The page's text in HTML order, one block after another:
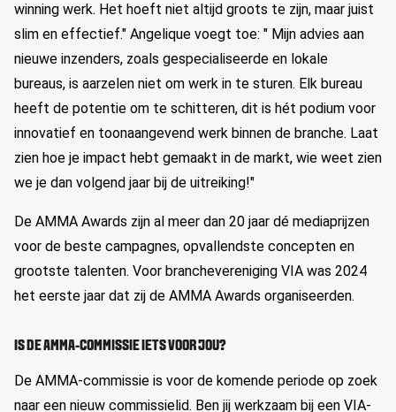
winning werk. Het hoeft niet altijd groots te zijn, maar juist
slim en effectief." Angelique voegt toe: " Mijn advies aan
nieuwe inzenders, zoals gespecialiseerde en lokale
bureaus, is aarzelen niet om werk in te sturen. Elk bureau
heeft de potentie om te schitteren, dit is hét podium voor
innovatief en toonaangevend werk binnen de branche. Laat
zien hoe je impact hebt gemaakt in de markt, wie weet zien
we je dan volgend jaar bij de uitreiking!"
De AMMA Awards zijn al meer dan 20 jaar dé mediaprijzen
voor de beste campagnes, opvallendste concepten en
grootste talenten. Voor branchevereniging VIA was 2024
het eerste jaar dat zij de AMMA Awards organiseerden.
IS DE AMMA-COMMISSIE IETS VOOR JOU?
De AMMA-commissie is voor de komende periode op zoek
naar een nieuw commissielid. Ben jij werkzaam bij een VIA-